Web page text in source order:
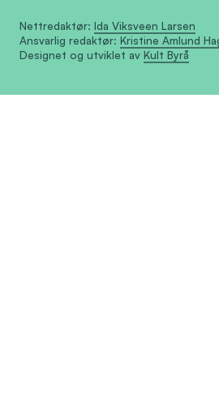
Nettredaktør: Ida Viksveen Larsen
Ansvarlig redaktør: Kristine Amlund
Designet og utviklet av Kult Byrå